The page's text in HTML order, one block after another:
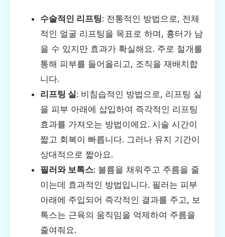
수술적인 리프팅: 전통적인 방법으로, 전체
적인 얼굴 리프팅을 목표로 하며, 흉터가 남
을 수 있지만 효과가 확실해요. 주로 절개를
통해 피부를 들어올리고, 조직을 재배치합
니다.
리프팅 실: 비침습적인 방법으로, 리프팅 실
을 피부 아래에 삽입하여 즉각적인 리프팅
효과를 가져오는 방법이에요. 시술 시간이
짧고 회복이 빠릅니다. 그러나 유지 기간이
상대적으로 짧아요.
필러와 보톡스: 볼륨을 채워주고 주름을 줄
이는데 효과적인 방법입니다. 필러는 피부
아래에 주입되어 즉각적인 결과를 주고, 보
톡스는 근육의 움직임을 억제하여 주름을
줄여줘요.